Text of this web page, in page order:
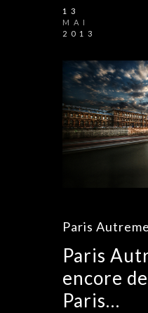
13
MAI
2013
Paris
Paris
encore
Paris…